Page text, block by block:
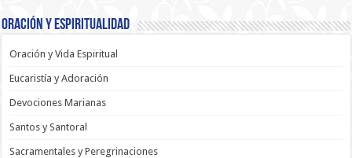
Oración y Espiritualidad
Oración y Vida Espiritual
Eucaristía y Adoración
Devociones Marianas
Santos y Santoral
Sacramentales y Peregrinaciones